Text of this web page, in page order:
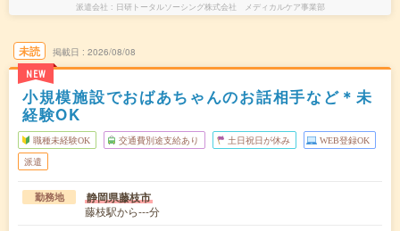
派遣会社 日研トータルソーシング株式会社 メディカルケア事業部
未読
NEW
掲載日 2026/08/08
小規模施設でおばあちゃんのお話相手など＊未
経験OK
職種未経験OK 交通費別途支給あり 土日祝日が休み WEB登録OK
派遣
勤務地 静岡県藤枝市
藤枝駅から---分